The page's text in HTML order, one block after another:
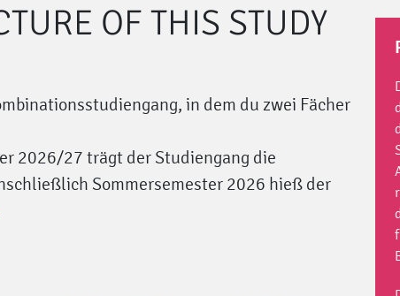
OF THIS STUDY
in dem du zwei Fächer
2026/27 trägt der Studiengang die
Sommersemester 2026 hieß der